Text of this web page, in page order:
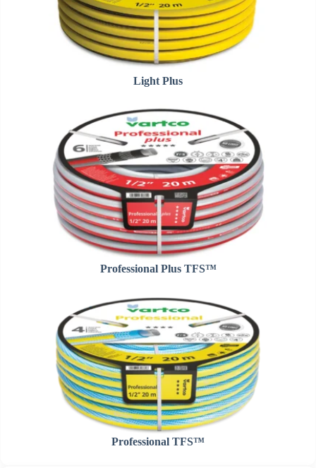
Light Plus
Professional Plus TFS™
Professional TFS™